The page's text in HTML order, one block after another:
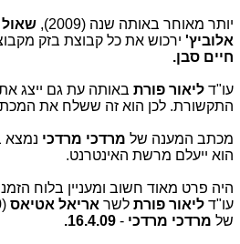
יותר מאוחר באותה שנה (2009),
שאול
אלוביץ'ירכוש את כל קבוצת בזק
חיים סבן.
עו"ד ליאור פורת
התקשורת. לכן הוא זה ששלח את
מכתב המענה של מרדכי מרדכינמצא
הוא ייעלם מרשת האינטרנט.
היה פרט מאוד חשוב ומעניין בלוח
עו"ד ליאור פורתלשר אריאל אטיאס(
של מרדכי מרדכי-
16.4.09.